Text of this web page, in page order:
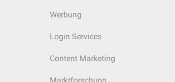
Werbung
Login Services
Content Marketing